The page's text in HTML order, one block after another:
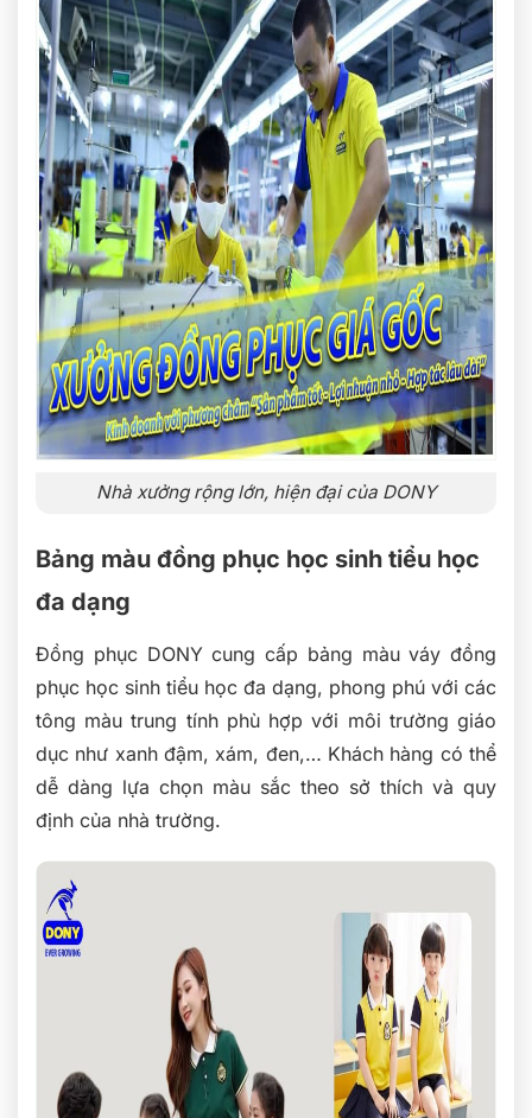
Nhà xưởng rộng lớn, hiện đại của DONY
Bảng màu đồng phục học sinh tiểu học
đa dạng
Đồng phục DONY cung cấp bảng màu váy đồng
phục học sinh tiểu học đa dạng, phong phú với các
tông màu trung tính phù hợp với môi trường giáo
dục như xanh đậm, xám, đen,… Khách hàng có thể
dễ dàng lựa chọn màu sắc theo sở thích và quy
định của nhà trường.